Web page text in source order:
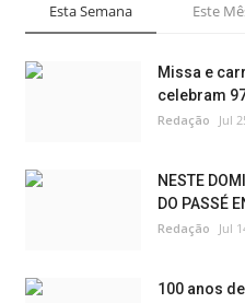
Esta Semana Este
Missa e
celebram
Redação Jul
NESTE
DO PASSÉ
Redação Jul
100 anos